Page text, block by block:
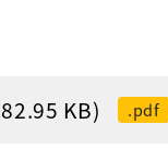
KB) .pdf